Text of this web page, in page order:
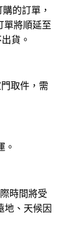
的訂單，
單將順延至
貨。
取件，需
。
時間將受
地、天候因